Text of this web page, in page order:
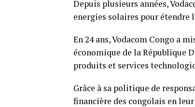
Depuis plusieurs années,
energies solaires pour étendre
En 24 ans, Vodacom Congo a
économique de la République
produits et services
Grâce à sa politique de
financière des congolais en